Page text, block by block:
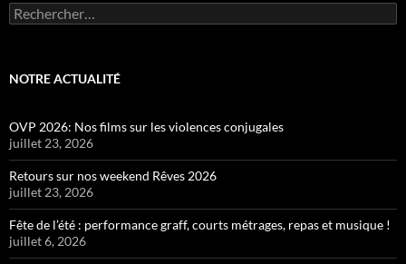
Rechercher :
NOTRE ACTUALITÉ
OVP 2026: Nos films sur les violences conjugales
juillet 23, 2026
Retours sur nos weekend Rêves 2026
juillet 23, 2026
Fête de l’été : performance graff, courts métrages, repas et musique !
juillet 6, 2026